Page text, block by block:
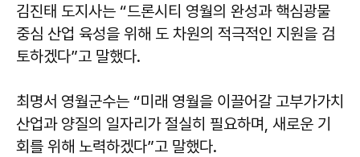
김진태 도지사는 “드론시티 영월의 완성과 핵심광물
중심 산업 육성을 위해 도 차원의 적극적인 지원을 검
토하겠다”고 말했다.
최명서 영월군수는 “미래 영월을 이끌어갈 고부가가치
산업과 양질의 일자리가 절실히 필요하며, 새로운 기
회를 위해 노력하겠다”고 말했다.